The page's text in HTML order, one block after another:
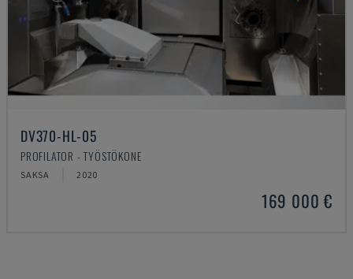
DV370-HL-05
PROFILATOR - TYÖSTÖKONE
SAKSA 2020
169 000 €